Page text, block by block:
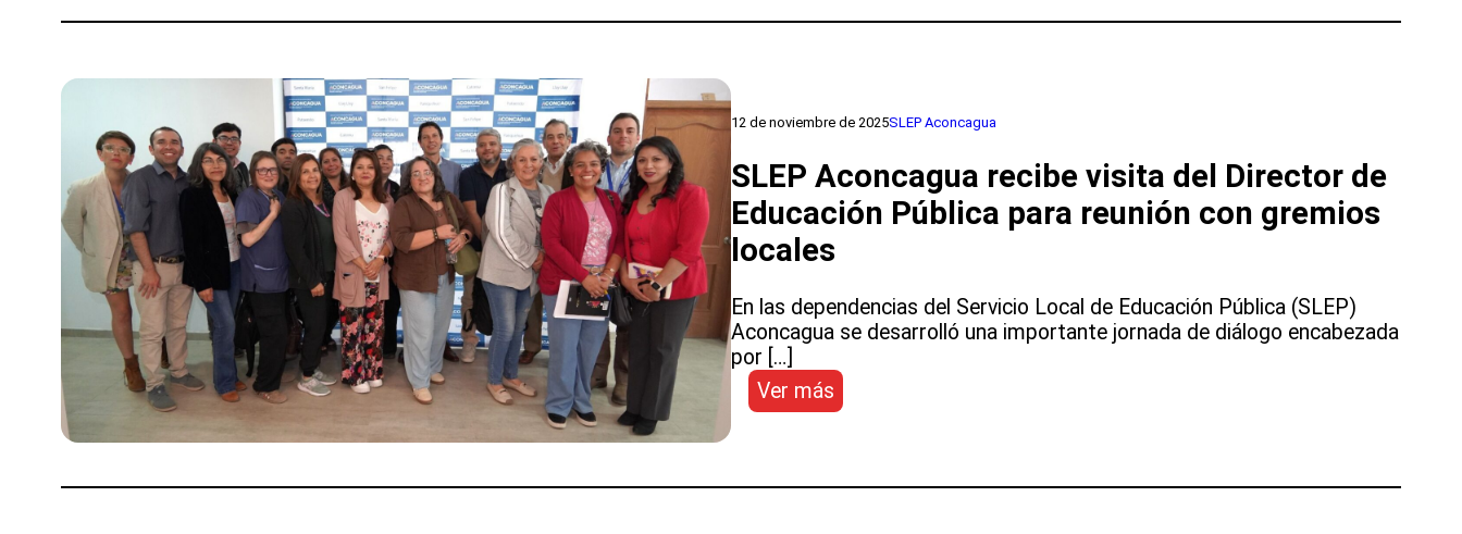
400
traspaso
marca
el
inicio
de
la
gestión
del
SLEP
del
12 de noviembre de 2025SLEP Aconcagua
SLEP Aconcagua recibe visita del Director de
Educación Pública para reunión con gremios
locales
En las dependencias del Servicio Local de Educación Pública (SLEP)
Aconcagua se desarrolló una importante jornada de diálogo encabezada
por […]
Ver más
SLEP
visita